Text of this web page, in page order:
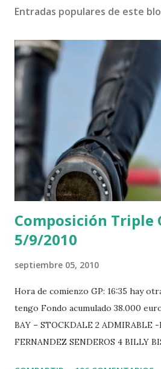
Entradas populares de este
Composición Triple
5/9/2010
septiembre 05, 2010
Hora de comienzo GP: 16:35 hay
tengo Fondo acumulado 38.000
BAY – STOCKDALE 2 ADMIRABLE
FERNANDEZ SENDEROS 4 BILLY